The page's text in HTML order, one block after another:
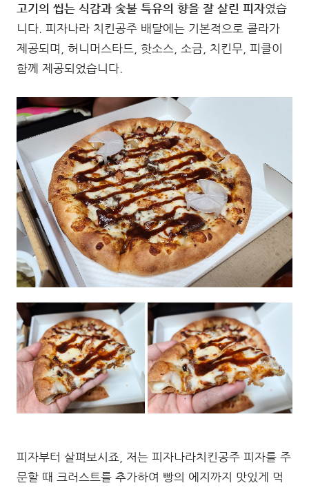
고기의 씹는 식감과 숯불 특유의 향을 잘 살린 피자였습
니다. 피자나라 치킨공주 배달에는 기본적으로 콜라가
제공되며, 허니머스타드, 핫소스, 소금, 치킨무, 피클이
함께 제공되었습니다.
피자부터 살펴보시죠, 저는 피자나라치킨공주 피자를 주
문할 때 크러스트를 추가하여 빵의 에지까지 맛있게 먹